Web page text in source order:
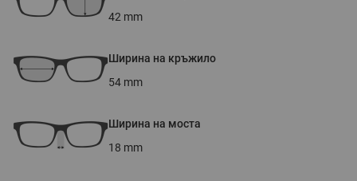
42 mm
Ширина на кръжило
54 mm
Ширина на моста
18 mm